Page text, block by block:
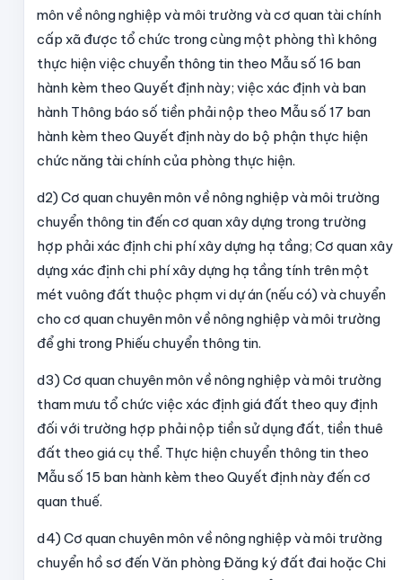
môn về nông nghiệp và môi trường và cơ quan tài chính
cấp xã được tổ chức trong cùng một phòng thì không
thực hiện việc chuyển thông tin theo Mẫu số 16 ban
hành kèm theo Quyết định này; việc xác định và ban
hành Thông báo số tiền phải nộp theo Mẫu số 17 ban
hành kèm theo Quyết định này do bộ phận thực hiện
chức năng tài chính của phòng thực hiện.
d2) Cơ quan chuyên môn về nông nghiệp và môi trường
chuyển thông tin đến cơ quan xây dựng trong trường
hợp phải xác định chi phí xây dựng hạ tầng; Cơ quan xây
dựng xác định chi phí xây dựng hạ tầng tính trên một
mét vuông đất thuộc phạm vi dự án (nếu có) và chuyển
cho cơ quan chuyên môn về nông nghiệp và môi trường
để ghi trong Phiếu chuyển thông tin.
d3) Cơ quan chuyên môn về nông nghiệp và môi trường
tham mưu tổ chức việc xác định giá đất theo quy định
đối với trường hợp phải nộp tiền sử dụng đất, tiền thuê
đất theo giá cụ thể. Thực hiện chuyển thông tin theo
Mẫu số 15 ban hành kèm theo Quyết định này đến cơ
quan thuế.
d4) Cơ quan chuyên môn về nông nghiệp và môi trường
chuyển hồ sơ đến Văn phòng Đăng ký đất đai hoặc Chi